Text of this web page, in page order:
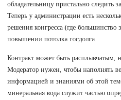
обладательницу пристально следить
Теперь у администрации есть
решения конгресса (где большинство
повышении потолка госдолга.
Контракт может быть расплывчатым,
Модератор нужен, чтобы наполнять
информацией и знаниями об этой
минеральная вода служит частью